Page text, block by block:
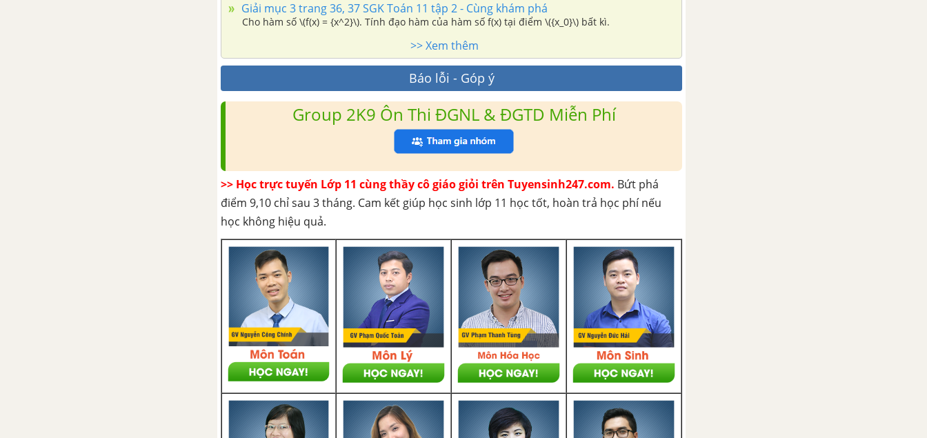
Giải mục 3 trang 36, 37 SGK Toán 11 tập 2 - Cùng khám phá
Cho hàm số \(f(x) = {x^2}\). Tính đạo hàm của hàm số f(x) tại điểm \({x_0}\) bất kì.
>> Xem thêm
Báo lỗi - Góp ý
Group 2K9 Ôn Thi ĐGNL & ĐGTD Miễn Phí
>> Học trực tuyến Lớp 11 cùng thầy cô giáo giỏi trên Tuyensinh247.com. Bứt phá
điểm 9,10 chỉ sau 3 tháng. Cam kết giúp học sinh lớp 11 học tốt, hoàn trả học phí nếu
học không hiệu quả.